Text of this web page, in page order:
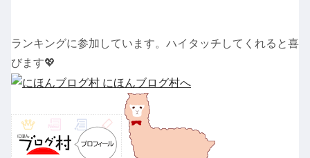
ランキングに参加しています。ハイタッチしてくれると喜
びます💖